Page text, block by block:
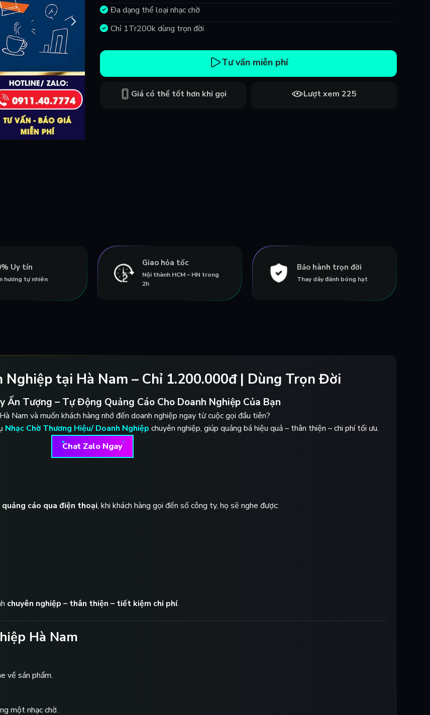
Đa dạng thể loại nhạc chờ
Chỉ 1Tr200k dùng trọn đời
Tư vấn miễn phí
Giá có thể tốt hơn khi gọi Lượt xem 225
Uy tín
hương tự nhiên
Giao hỏa tốc
Nội thành HCM – HN trong
2h
Bảo hành trọn đời
Thay dây đánh bóng hạt
Nghiệp tại Hà Nam – Chỉ 1.200.000đ | Dùng Trọn Đời
Ấn Tượng – Tự Động Quảng Cáo Cho Doanh Nghiệp Của Bạn
Nam và muốn khách hàng nhớ đến doanh nghiệp ngay từ cuộc gọi đầu tiên?
Nhạc Chờ Thương Hiệu/ Doanh Nghiệp chuyên nghiệp, giúp quảng bá hiệu quả – thân thiện – chi phí tối ưu.
Chat Zalo Ngay
quảng cáo qua điện thoại, khi khách hàng gọi đến số công ty, họ sẽ nghe được:
chuyên nghiệp – thân thiện – tiết kiệm chi phí.
Hà Nam
về sản phẩm.
một nhạc chờ.